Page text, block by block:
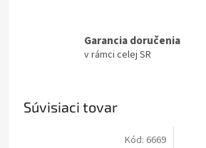
Garancia doručenia
v rámci celej SR
Súvisiaci tovar
Kód: 6669